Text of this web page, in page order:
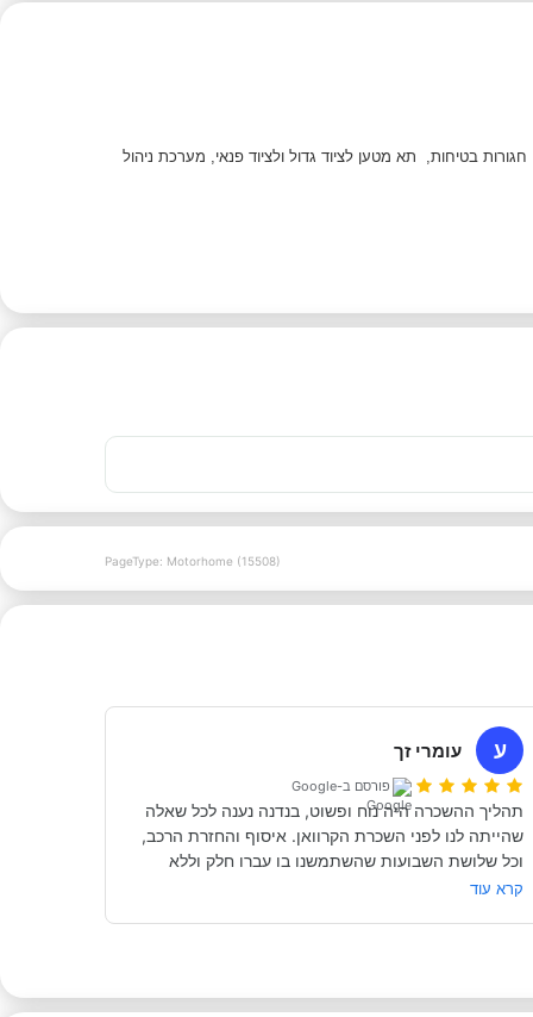
החיים בטבע. משלב את הקומפקטיות של ואן עם היוקרה של בית נייד. כולל גג זכוכית לקבינת הנהג, 4 מושבים עם חגורות בטיחות, תא מטען לציוד גדול ולציוד פנאי, מערכת ניהול
PageType: Motorhome (15508)
ע עומרי זך
פורסם ב-Google
וכל שלושת השבועות שהשתמשנו בו עברו חלק וללא
תקלות.
קרא עוד